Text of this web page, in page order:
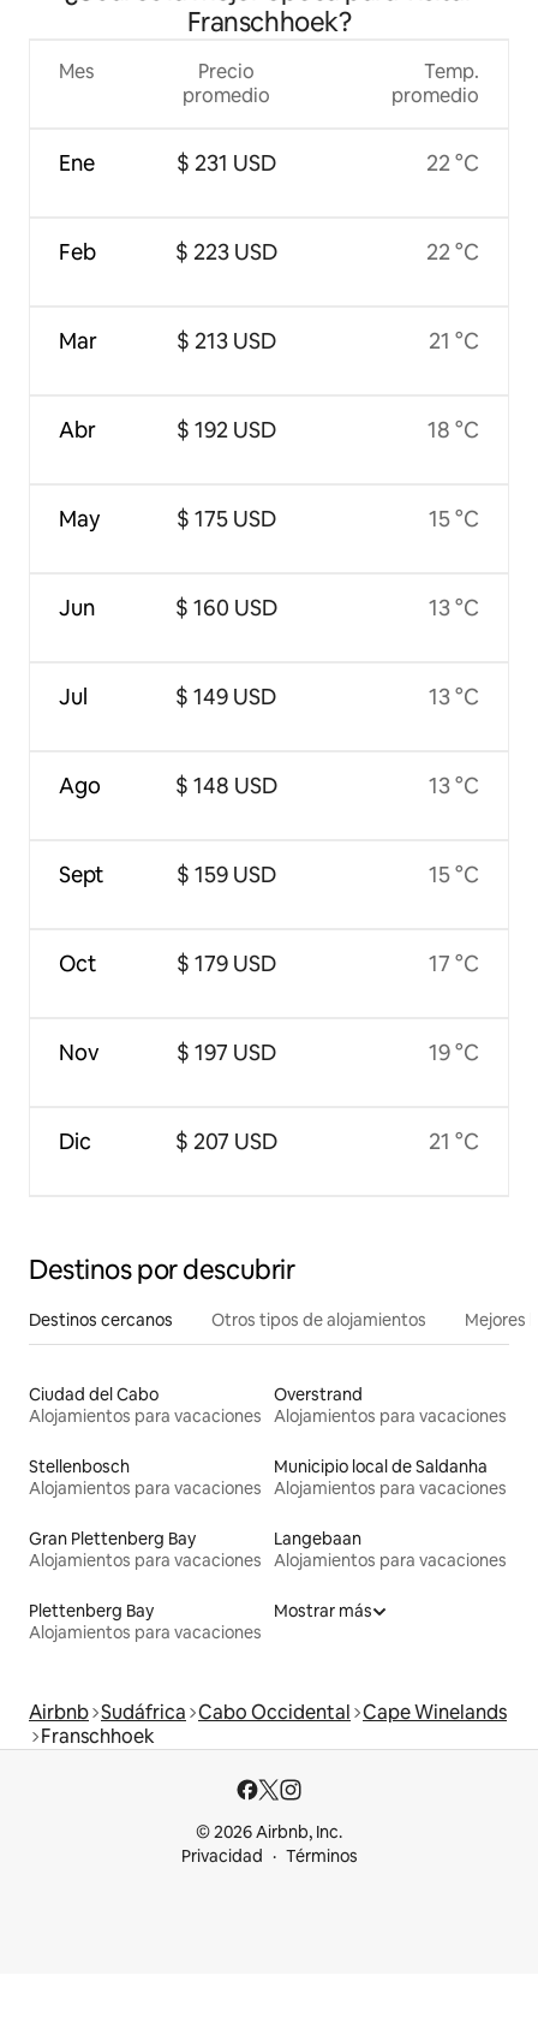
Franschhoek?
Mes
Ene
Feb
Mar
Abr
May
Jun
Jul
Ago
Sept
Oct
Nov
Dic
Precio
promedio
$ 231 USD
$ 223 USD
$ 213 USD
$ 192 USD
$ 175 USD
$ 160 USD
$ 149 USD
$ 148 USD
$ 159 USD
$ 179 USD
$ 197 USD
$ 207 USD
Temp.
promedio
22 °C
22 °C
21 °C
18 °C
15 °C
13 °C
13 °C
13 °C
15 °C
17 °C
19 °C
21 °C
Destinos por descubrir
Destinos cercanos Otros tipos de alojamientos Mejores
Ciudad del Cabo
Alojamientos para vacaciones
Overstrand
Alojamientos para vacaciones
Stellenbosch
Alojamientos para vacaciones
Municipio local de Saldanha
Alojamientos para vacaciones
Gran Plettenberg Bay
Alojamientos para vacaciones
Langebaan
Alojamientos para vacaciones
Plettenberg Bay
Alojamientos para vacaciones
Mostrar más
Airbnb Sudáfrica Cabo Occidental Cape Winelands
Franschhoek
© 2026 Airbnb, Inc.
Privacidad
Términos